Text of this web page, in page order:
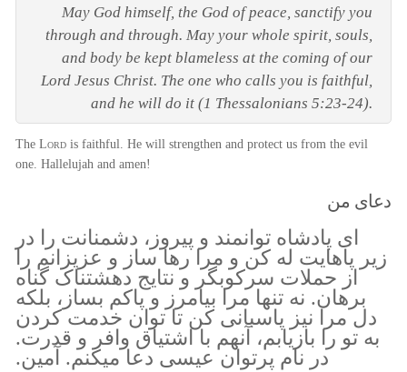
May God himself, the God of peace, sanctify you
through and through. May your whole spirit, souls,
and body be kept blameless at the coming of our
Lord Jesus Christ. The one who calls you is faithful,
and he will do it (1 Thessalonians 5:23-24).
TheLord is faithful. He will strengthen and protect us from the evil
one. Hallelujah and amen!
دعای من
ای پادشاه توانمند و پیروز، دشمنانت را در
زیر پاهایت له کن و مرا رها ساز و عزیزانم را
از حملات سرکوبگر و نتایج دهشتناک گناه
برهان. نه تنها مرا بیامرز و پاکم بساز، بلکه
دل مرا نیز پاسبانی کن تا توان خدمت کردن
به تو را بازیابم، آنهم با اشتیاق وافر و قدرت.
در نام پرتوان عیسی دعا میکنم. آمین.